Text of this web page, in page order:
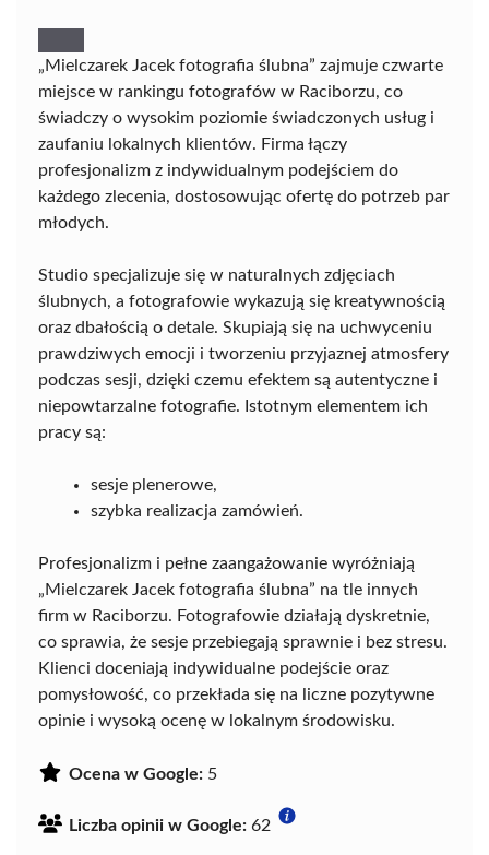
„Mielczarek Jacek fotografia ślubna” zajmuje czwarte
miejsce w rankingu fotografów w Raciborzu, co
świadczy o wysokim poziomie świadczonych usług i
zaufaniu lokalnych klientów. Firma łączy
profesjonalizm z indywidualnym podejściem do
każdego zlecenia, dostosowując ofertę do potrzeb par
młodych.
Studio specjalizuje się w naturalnych zdjęciach
ślubnych, a fotografowie wykazują się kreatywnością
oraz dbałością o detale. Skupiają się na uchwyceniu
prawdziwych emocji i tworzeniu przyjaznej atmosfery
podczas sesji, dzięki czemu efektem są autentyczne i
niepowtarzalne fotografie. Istotnym elementem ich
pracy są:
sesje plenerowe,
szybka realizacja zamówień.
Profesjonalizm i pełne zaangażowanie wyróżniają
„Mielczarek Jacek fotografia ślubna” na tle innych
firm w Raciborzu. Fotografowie działają dyskretnie,
co sprawia, że sesje przebiegają sprawnie i bez stresu.
Klienci doceniają indywidualne podejście oraz
pomysłowość, co przekłada się na liczne pozytywne
opinie i wysoką ocenę w lokalnym środowisku.
Ocena w Google: 5
Liczba opinii w Google: 62